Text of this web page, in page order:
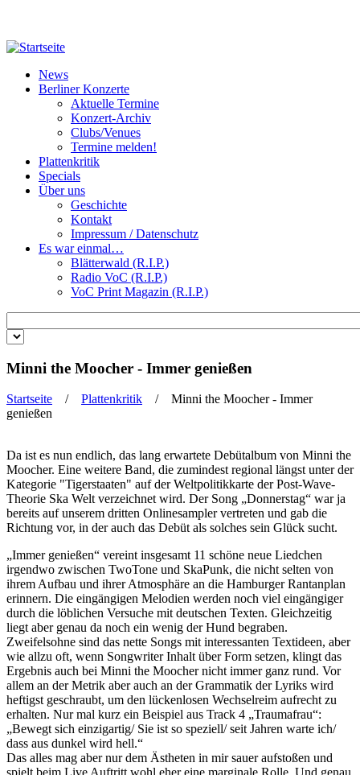
News
Berliner Konzerte
Aktuelle Termine
Konzert-Archiv
Clubs/Venues
Termine melden!
Plattenkritik
Specials
Über uns
Geschichte
Kontakt
Impressum / Datenschutz
Es war einmal…
Blätterwald (R.I.P.)
Radio VoC (R.I.P.)
VoC Print Magazin (R.I.P.)
Minni the Moocher - Immer genießen
Sie sind hier
Startseite / Plattenkritik / Minni the Moocher - Immer
genießen
Da ist es nun endlich, das lang erwartete Debütalbum von Minni the
Moocher. Eine weitere Band, die zumindest regional längst unter der
Kategorie "Tigerstaaten" auf der Weltpolitikkarte der Post-Wave-
Theorie Ska Welt verzeichnet wird. Der Song „Donnerstag“ war ja
bereits auf unserem dritten Onlinesampler vertreten und gab die
Richtung vor, in der auch das Debüt als solches sein Glück sucht.
„Immer genießen“ vereint insgesamt 11 schöne neue Liedchen
irgendwo zwischen TwoTone und SkaPunk, die nicht selten von
ihrem Aufbau und ihrer Atmosphäre an die Hamburger Rantanplan
erinnern. Die eingängigen Melodien werden noch viel eingängiger
durch die löblichen Versuche mit deutschen Texten. Gleichzeitig
liegt aber genau da noch ein wenig der Hund begraben.
Zweifelsohne sind das nette Songs mit interessanten Textideen, aber
wie allzu oft, wenn Songwriter Inhalt über Form setzen, klingt das
Ergebnis auch bei Minni the Moocher nicht immer ganz rund. Vor
allem an der Metrik aber auch an der Grammatik der Lyriks wird
heftigst geschraubt, um den lückenlosen Wechselreim aufrecht zu
erhalten. Nur mal kurz ein Beispiel aus Track 4 „Traumafrau“:
„Bewegt sich einzigartig/ Sie ist so speziell/ seit Jahren warte ich/
dass aus dunkel wird hell.“
Das alles mag aber nur dem Ästheten in mir sauer aufstoßen und